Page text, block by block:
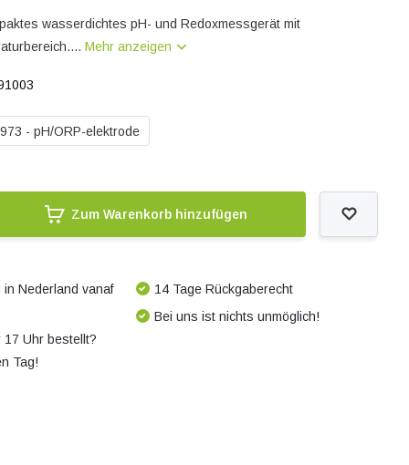
wasserdichtes pH- und Redoxmessgerät mit
Mehr anzeigen
- pH/ORP-elektrode
Zum Warenkorb hinzufügen
Nederland vanaf
17 Uhr bestellt?
Tag!
14 Tage Rückgaberecht
Bei uns ist nichts unmöglich!